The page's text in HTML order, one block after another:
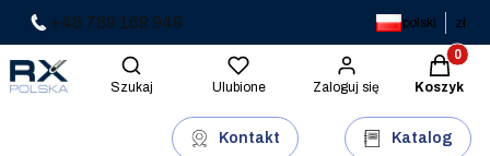
+48 789 169 949 polski zł
Otwórz wyszukiwarkę
Szukaj Ulubione Zaloguj się Koszyk
Kontakt Katalog